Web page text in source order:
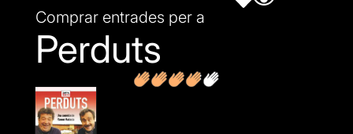
Comprar entrades per a
Perduts